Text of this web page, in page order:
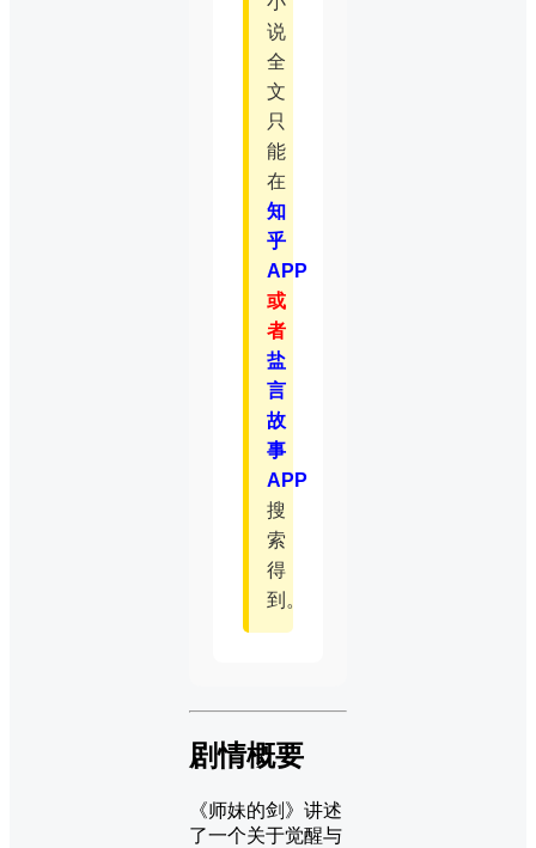
说
全
文
只
能
在
知
乎
APP
或
者
盐
言
故
事
APP
搜
索
得
到。
剧情概要
《师妹的剑》讲述
了一个关于觉醒与